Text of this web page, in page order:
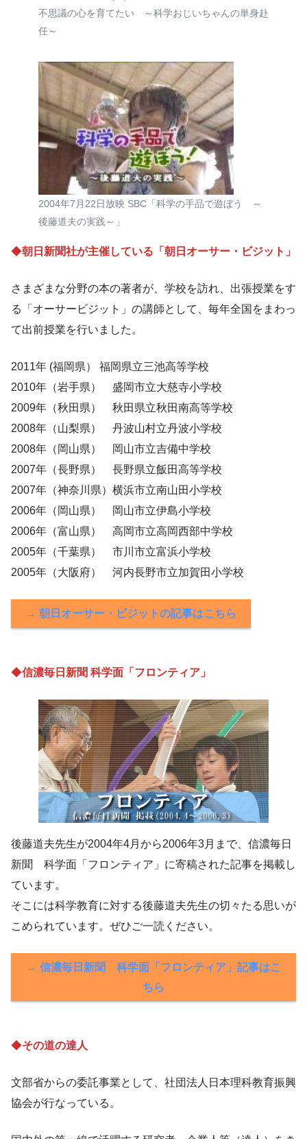
不思議の心を育てたい ～科学おじいちゃんの単身赴
任～
2004年7月22日放映 SBC「科学の手品で遊ぼう ～
後藤道夫の実践～」
◆朝日新聞社が主催している「朝日オーサー・ビジット」
さまざまな分野の本の著者が、学校を訪れ、出張授業をす
る「オーサービジット」の講師として、毎年全国をまわっ
て出前授業を行いました。
2011年 (福岡県） 福岡県立三池高等学校
2010年（岩手県） 盛岡市立大慈寺小学校
2009年（秋田県） 秋田県立秋田南高等学校
2008年（山梨県） 丹波山村立丹波小学校
2008年（岡山県） 岡山市立吉備中学校
2007年（長野県） 長野県立飯田高等学校
2007年（神奈川県）横浜市立南山田小学校
2006年（岡山県） 岡山市立伊島小学校
2006年（富山県） 高岡市立高岡西部中学校
2005年（千葉県） 市川市立富浜小学校
2005年（大阪府） 河内長野市立加賀田小学校
→ 朝日オーサー・ビジットの記事はこちら
◆信濃毎日新聞 科学面「フロンティア」
後藤道夫先生が2004年4月から2006年3月まで、信濃毎日
新聞 科学面「フロンティア」に寄稿された記事を掲載し
ています。
そこには科学教育に対する後藤道夫先生の切々たる思いが
こめられています。ぜひご一読ください。
→ 信濃毎日新聞 科学面「フロンティア」記事はこ
ちら
◆その道の達人
文部省からの委託事業として、社団法人日本理科教育振興
協会が行なっている。